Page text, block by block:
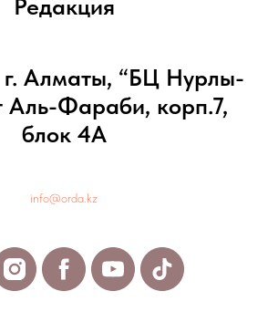
Редакция
г. Алматы, “БЦ Нурлы-
Аль-Фараби, корп.7,
блок 4А
info@orda.kz